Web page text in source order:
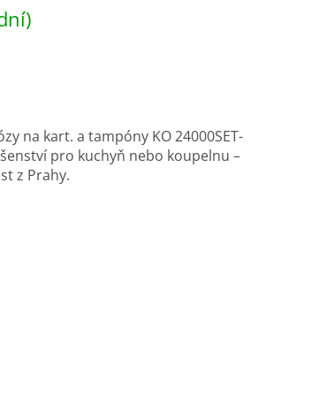
na kart. a tampóny KO 24000SET-
pro kuchyň nebo koupelnu –
z Prahy.